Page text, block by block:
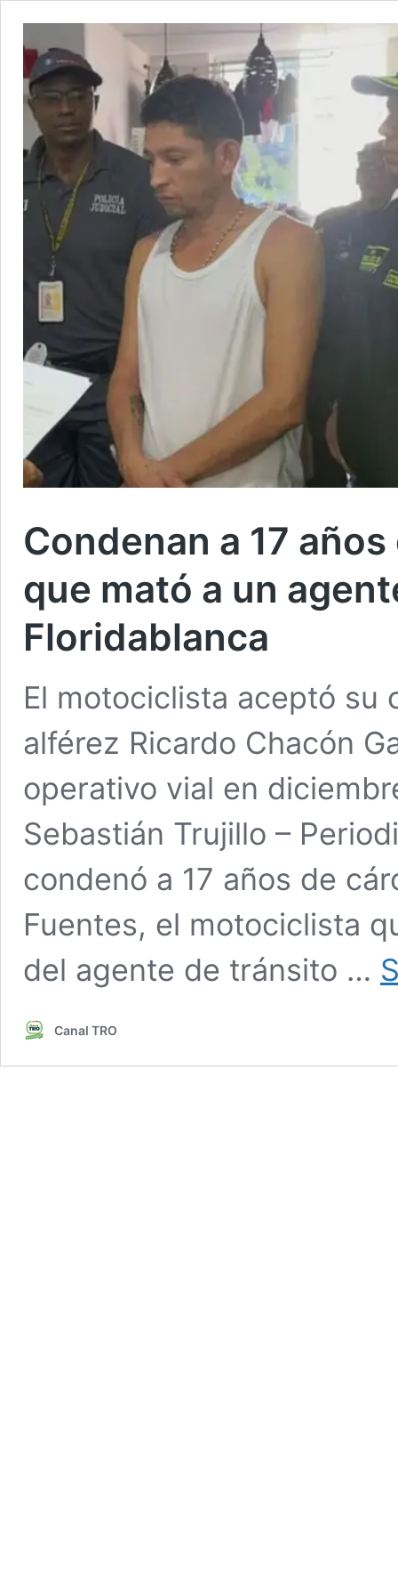
Condenan a 17
que mató a un
Floridablanca
El motociclista aceptó su
alférez Ricardo Chacón
operativo vial en
Sebastián Trujillo –
condenó a 17 años de
Fuentes, el motociclista
del agente de tránsito …
Canal TRO